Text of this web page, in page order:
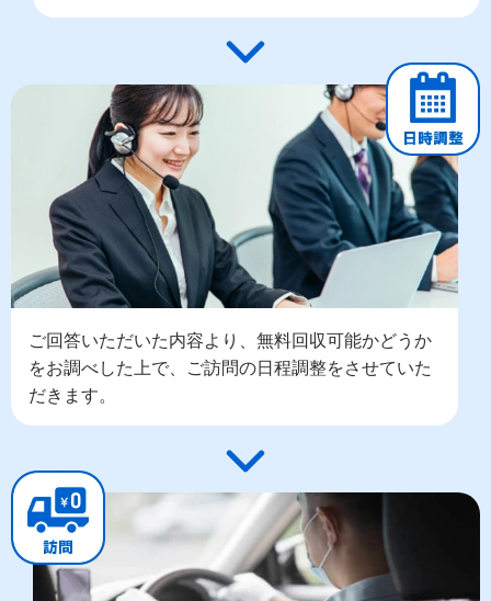
ご回答いただいた内容より、無料回収可能かどうか
をお調べした上で、ご訪問の日程調整をさせていた
だきます。